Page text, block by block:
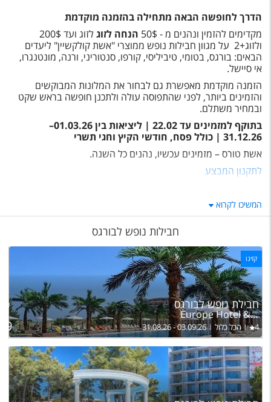
שירות לקוחות
טופס צור קשר
תקנון
נגישות
עקבו אחרינו
הדרך לחופשה הבאה מתחילה בהזמנה מוקדמת
מקדימים להזמין ונהנים מ - 50$
הנחה לזוג
לזוג ועד 200$
ולזוג+2 על מגוון חבילות נופש ממוצרי "אשת קולקשיין" ליעדים
הבאים: בורגס, בטומי, טיביליסי, קורפו, סנטוריני, ורנה, מונטנגרו,
אי סיישל.
הזמנה מוקדמת מאפשרת גם לבחור את המלונות המבוקשים
והזמינים ביותר, לפני שהתפוסה עולה ולתכנן חופשה בראש שקט
ובמחיר משתלם.
בתוקף למזמינים עד 22.02 | ליציאות בין 01.03.26–
31.12.26 | כולל פסח, חודשי הקיץ וחגי תשרי
אשת טורס – מזמינים עכשיו, נהנים כל השנה.
לתקנון המבצע
המשיכו לקרוא
חבילות נופש לבורגס
קזינו
חבילת נופש לבורגס
Europe Hotel & Casino
4 הכל כלול 31.08.26 - 03.09.26
של